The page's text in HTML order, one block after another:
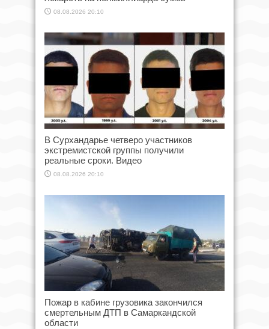
08.08.2026 20:10
В Сурхандарье четверо участников
экстремистской группы получили
реальные сроки. Видео
08.08.2026 20:10
Пожар в кабине грузовика закончился
смертельным ДТП в Самаркандской
области